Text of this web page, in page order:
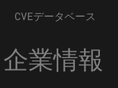
CVEデータベース
企業情報